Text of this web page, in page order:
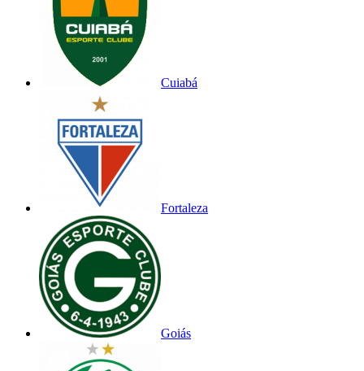
Cuiabá
Fortaleza
Goiás